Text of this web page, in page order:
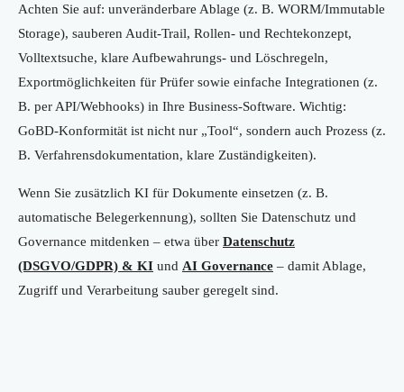
Achten Sie auf: unveränderbare Ablage (z. B. WORM/Immutable
Storage), sauberen Audit-Trail, Rollen- und Rechtekonzept,
Volltextsuche, klare Aufbewahrungs- und Löschregeln,
Exportmöglichkeiten für Prüfer sowie einfache Integrationen (z.
B. per API/Webhooks) in Ihre Business-Software. Wichtig:
GoBD-Konformität ist nicht nur „Tool“, sondern auch Prozess (z.
B. Verfahrensdokumentation, klare Zuständigkeiten).
Wenn Sie zusätzlich KI für Dokumente einsetzen (z. B.
automatische Belegerkennung), sollten Sie Datenschutz und
Governance mitdenken – etwa über Datenschutz
(DSGVO/GDPR) & KI und AI Governance – damit Ablage,
Zugriff und Verarbeitung sauber geregelt sind.